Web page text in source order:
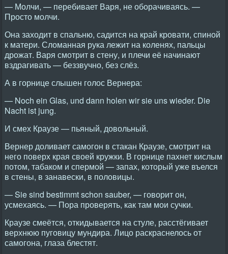
— Молчи, — перебивает Варя, не оборачиваясь. —
Просто молчи.
Она заходит в спальню, садится на край кровати, спиной
к матери. Сломанная рука лежит на коленях, пальцы
дрожат. Варя смотрит в стену, и плечи её начинают
вздрагивать — беззвучно, без слёз.
А в горнице слышен голос Вернера:
— Noch ein Glas, und dann holen wir sie uns wieder. Die
Nacht ist jung.
И смех Краузе — пьяный, довольный.
Вернер доливает самогон в стакан Краузе, смотрит на
него поверх края своей кружки. В горнице пахнет кислым
потом, табаком и спермой — запах, который уже въелся
в стены, в занавески, в половицы.
— Sie sind bestimmt schon sauber, — говорит он,
усмехаясь. — Пора проверять, как там мои сучки.
Краузе смеётся, откидывается на стуле, расстёгивает
верхнюю пуговицу мундира. Лицо раскраснелось от
самогона, глаза блестят.